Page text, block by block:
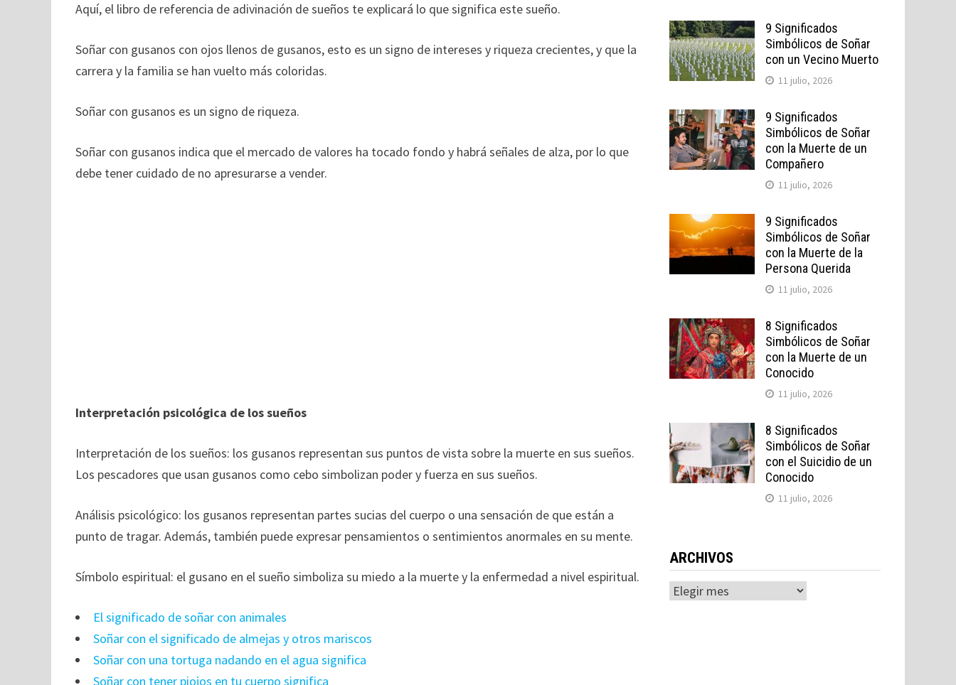
Aquí, el libro de referencia de adivinación de sueños te explicará lo que significa este sueño.
Soñar con gusanos con ojos llenos de gusanos, esto es un signo de intereses y riqueza crecientes, y que la
carrera y la familia se han vuelto más coloridas.
Soñar con gusanos es un signo de riqueza.
Soñar con gusanos indica que el mercado de valores ha tocado fondo y habrá señales de alza, por lo que
debe tener cuidado de no apresurarse a vender.
Interpretación psicológica de los sueños
Interpretación de los sueños: los gusanos representan sus puntos de vista sobre la muerte en sus sueños.
Los pescadores que usan gusanos como cebo simbolizan poder y fuerza en sus sueños.
Análisis psicológico: los gusanos representan partes sucias del cuerpo o una sensación de que están a
punto de tragar. Además, también puede expresar pensamientos o sentimientos anormales en su mente.
Símbolo espiritual: el gusano en el sueño simboliza su miedo a la muerte y la enfermedad a nivel espiritual.
El significado de soñar con animales
Soñar con el significado de almejas y otros mariscos
Soñar con una tortuga nadando en el agua significa
Soñar con tener piojos en tu cuerpo significa
9 Significados
Simbólicos de Soñar
con un Vecino Muerto
11 julio, 2026
9 Significados
Simbólicos de Soñar
con la Muerte de un
Compañero
11 julio, 2026
9 Significados
Simbólicos de Soñar
con la Muerte de la
Persona Querida
11 julio, 2026
8 Significados
Simbólicos de Soñar
con la Muerte de un
Conocido
11 julio, 2026
8 Significados
Simbólicos de Soñar
con el Suicidio de un
Conocido
11 julio, 2026
ARCHIVOS
Archivos